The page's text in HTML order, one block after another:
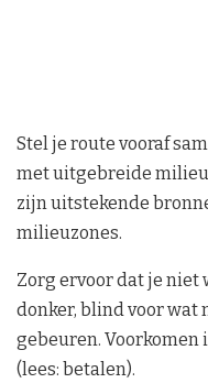
Stel je route vooraf
met uitgebreide
zijn uitstekende
milieuzones.
Zorg ervoor dat je niet
donker, blind voor wat
gebeuren. Voorkomen
(lees: betalen).